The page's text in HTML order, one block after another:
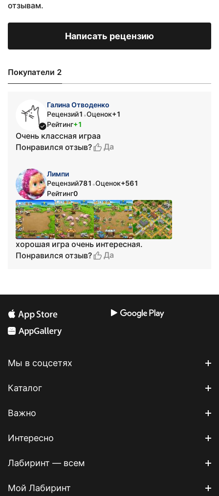
отзывам.
Написать рецензию
Покупатели 2
Галина Отводенко
Рецензий1 •Оценок+1
Рейтинг+1
Очень классная играа
Понравился отзыв?
Да
Лимпи
Рецензий781 •Оценок+561
Рейтинг0
хорошая игра очень интересная.
Понравился отзыв?
Да
Мы в соцсетях
Каталог
Важно
Интересно
Лабиринт — всем
Мой Лабиринт